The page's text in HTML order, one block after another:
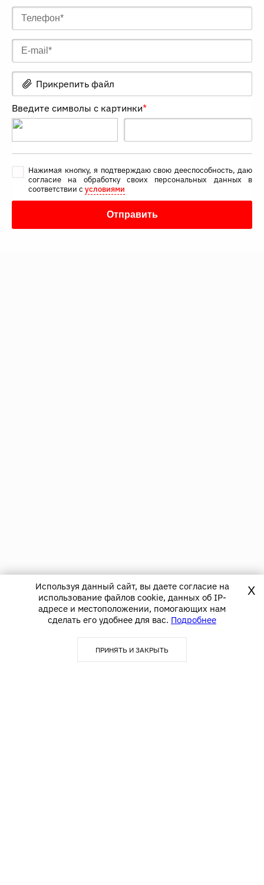
Прикрепить файл
Введите символы с картинки*
Нажимая кнопку, я подтверждаю свою дееспособность, даю
согласие на обработку своих персональных данных в
соответствии с условиями
Используя данный сайт, вы даете согласие на
использование файлов cookie, данных об IP-
адресе и местоположении, помогающих нам
сделать его удобнее для вас. Подробнее
ПРИНЯТЬ И ЗАКРЫТЬ
X